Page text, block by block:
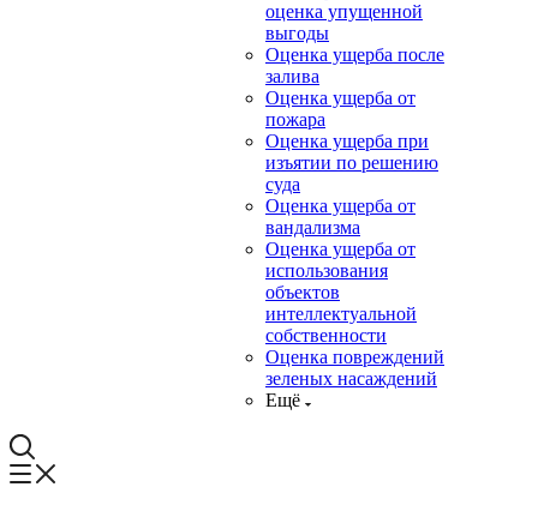
оценка упущенной
выгоды
Оценка ущерба после
залива
Оценка ущерба от
пожара
Оценка ущерба при
изъятии по решению
суда
Оценка ущерба от
вандализма
Оценка ущерба от
использования
объектов
интеллектуальной
собственности
Оценка повреждений
зеленых насаждений
Ещё